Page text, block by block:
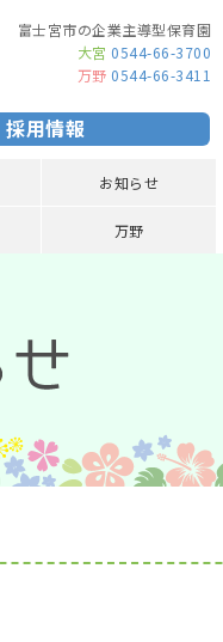
富士宮市の企業主導型保育園
大宮 0544-66-3700
万野 0544-66-3411
採用情報
お知らせ
万野